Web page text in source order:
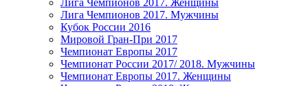
Лига Чемпионов 2017. Женщины
Лига Чемпионов 2017. Мужчины
Кубок России 2016
Мировой Гран-При 2017
Чемпионат Европы 2017
Чемпионат России 2017/ 2018. Мужчины
Чемпионат Европы 2017. Женщины